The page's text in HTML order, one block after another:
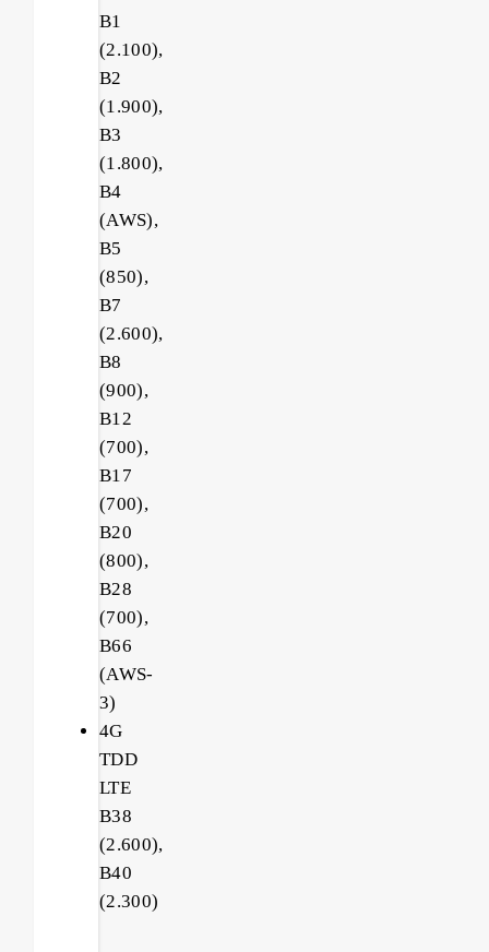
B1
(2.100),
B2
(1.900),
B3
(1.800),
B4
(AWS),
B5
(850),
B7
(2.600),
B8
(900),
B12
(700),
B17
(700),
B20
(800),
B28
(700),
B66
(AWS-
3)
4G
TDD
LTE
B38
(2.600),
B40
(2.300)